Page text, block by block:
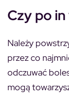
Czy po
Należy
przez co
odczuwać
mogą